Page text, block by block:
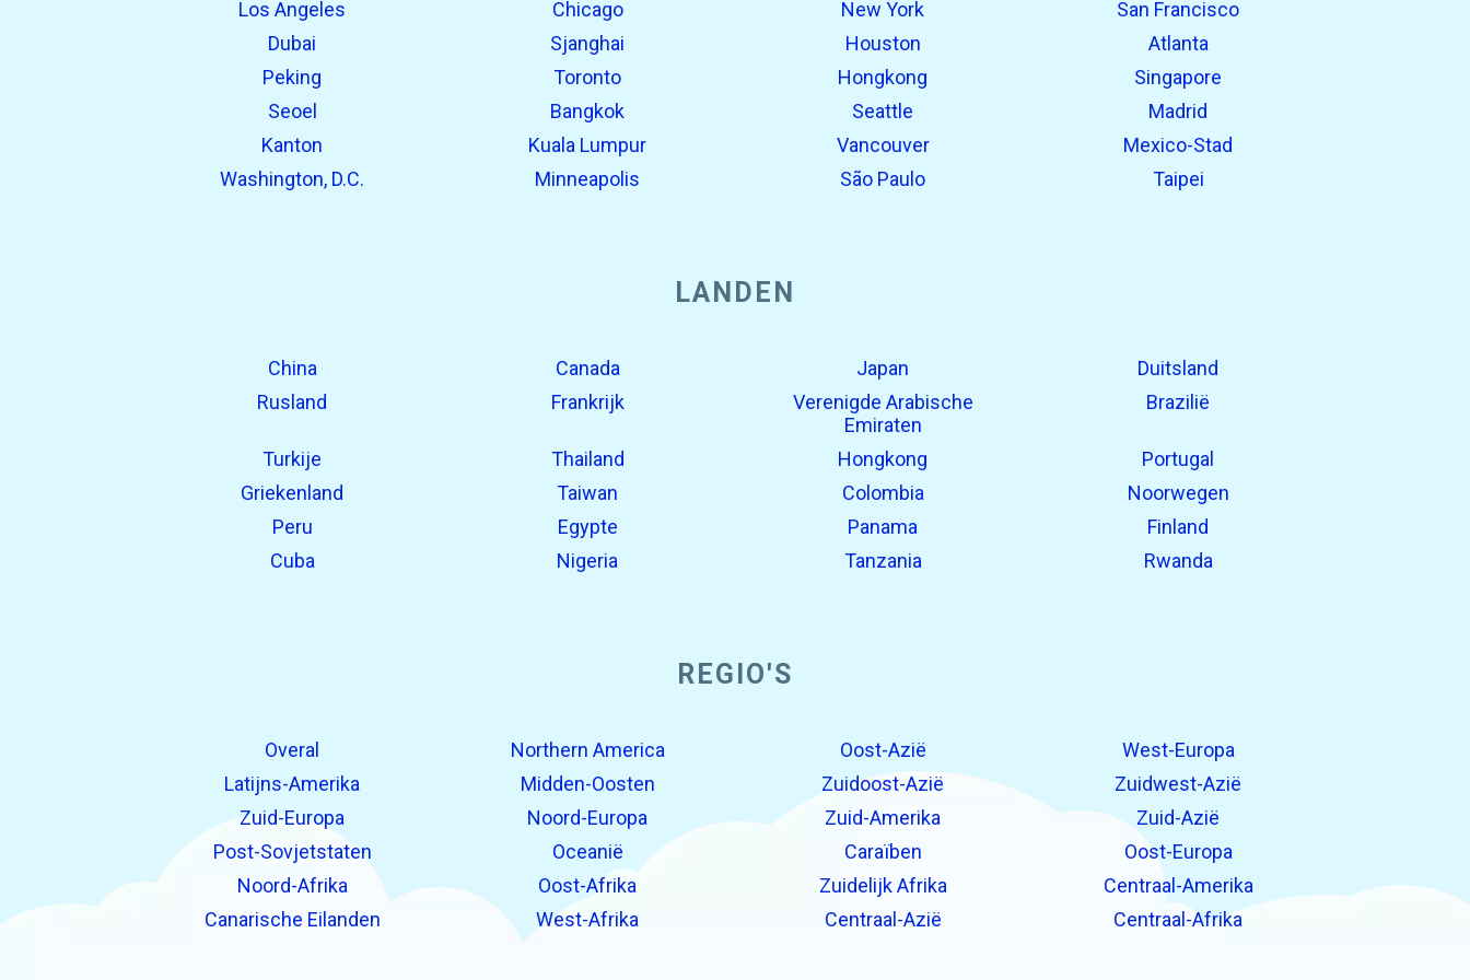
Probeer ditopen_in_new
Los Angeles Chicago New York
San Francisco
Dubai
Sjanghai Houston
Atlanta
Peking
Toronto Hongkong
Singapore
Seoel
Bangkok Seattle
Madrid
Kanton
Kuala Lumpur Vancouver
Mexico-Stad
Washington, D.C.
Minneapolis São Paulo Taipei
LANDEN
China Canada Japan
Duitsland
Rusland
Frankrijk
Verenigde Arabische
Emiraten
Brazilië
Turkije Thailand Hongkong
Portugal
Griekenland
Taiwan Colombia
Noorwegen
Peru
Egypte Panama
Finland
Cuba
Nigeria Tanzania Rwanda
REGIO'S
Overal Northern America Oost-Azië
West-Europa
Latijns-Amerika
Midden-Oosten Zuidoost-Azië
Zuidwest-Azië
Zuid-Europa
Noord-Europa Zuid-Amerika
Zuid-Azië
Post-Sovjetstaten
Oceanië Caraïben
Oost-Europa
Noord-Afrika
Oost-Afrika Zuidelijk Afrika
Centraal-Amerika
Canarische Eilanden
West-Afrika Centraal-Azië Centraal-Afrika